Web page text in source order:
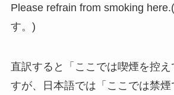
Please refrain from smoking
す。)
直訳すると「ここでは喫煙を控
すが、日本語では「ここでは禁煙